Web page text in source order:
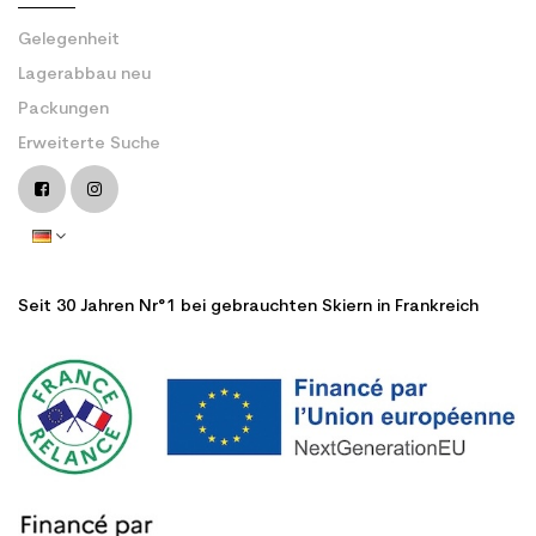
Gelegenheit
Lagerabbau neu
Packungen
Erweiterte Suche
Seit 30 Jahren Nr°1 bei gebrauchten Skiern in Frankreich